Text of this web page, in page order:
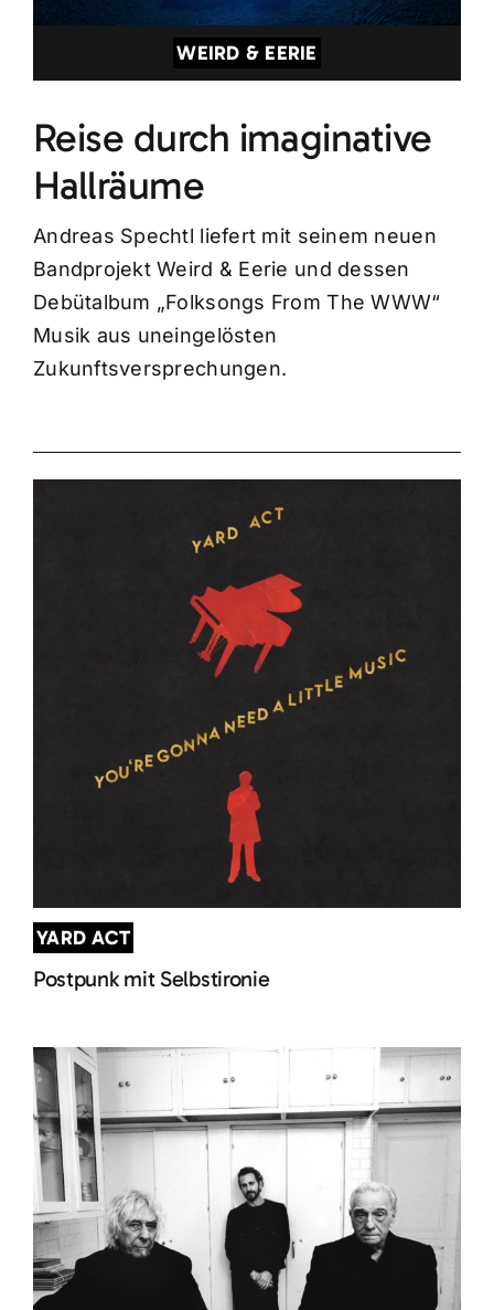
WEIRD & EERIE
Reise durch imaginative
Hallräume
Andreas Spechtl liefert mit seinem neuen
Bandprojekt Weird & Eerie und dessen
Debütalbum „Folksongs From The WWW“
Musik aus uneingelösten
Zukunftsversprechungen.
YARD ACT
Postpunk mit Selbstironie